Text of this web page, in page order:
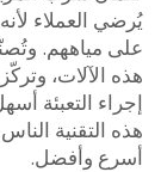
العملاء لأنه لا
وتركّز على
التعبئة أسهل
الناس
وأفضل.